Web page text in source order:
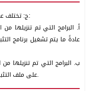
ج: تختلف عملية تثبيت البرامج اعتمادًا على طريقة التنزيل:
أ‌. البرامج التي تم تنزيلها
عادةً ما يتم تشغيل برنامج
ب‌. البرامج التي تم تنزيلها من
على ملف التثبيت واتبع التعليمات التي تظهر على الشاشة.